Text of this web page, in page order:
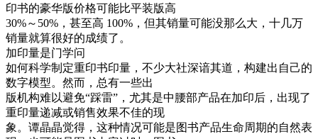
印书的豪华版价格可能比平装版高
30%～50%，甚至高 100%，但其销量可能没那么大，十几万
销量就算很好的成绩了。
加印量是门学问
如何科学制定重印书印量，不少大社深谙其道，构建出自己的
数字模型。然而，总有一些出
版机构难以避免“踩雷”，尤其是中腰部产品在加印后，出现了
重印量递减或销售效果不佳的现
象。谭晶晶觉得，这种情况可能是图书产品生命周期的自然表